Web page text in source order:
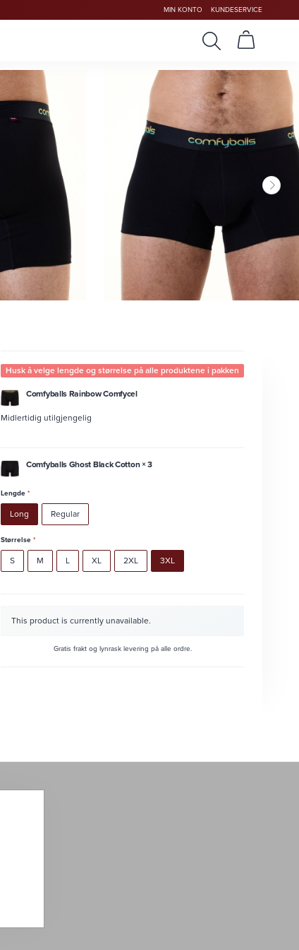
MIN KONTO KUNDESERVICE
Husk å velge lengde og størrelse på alle produktene i pakken
Comfyballs Rainbow Comfycel
Midlertidig utilgjengelig
Comfyballs Ghost Black Cotton × 3
Lengde *
Long Regular
Størrelse *
S M L XL 2XL 3XL
This product is currently unavailable.
Gratis frakt og lynrask levering på alle ordre.